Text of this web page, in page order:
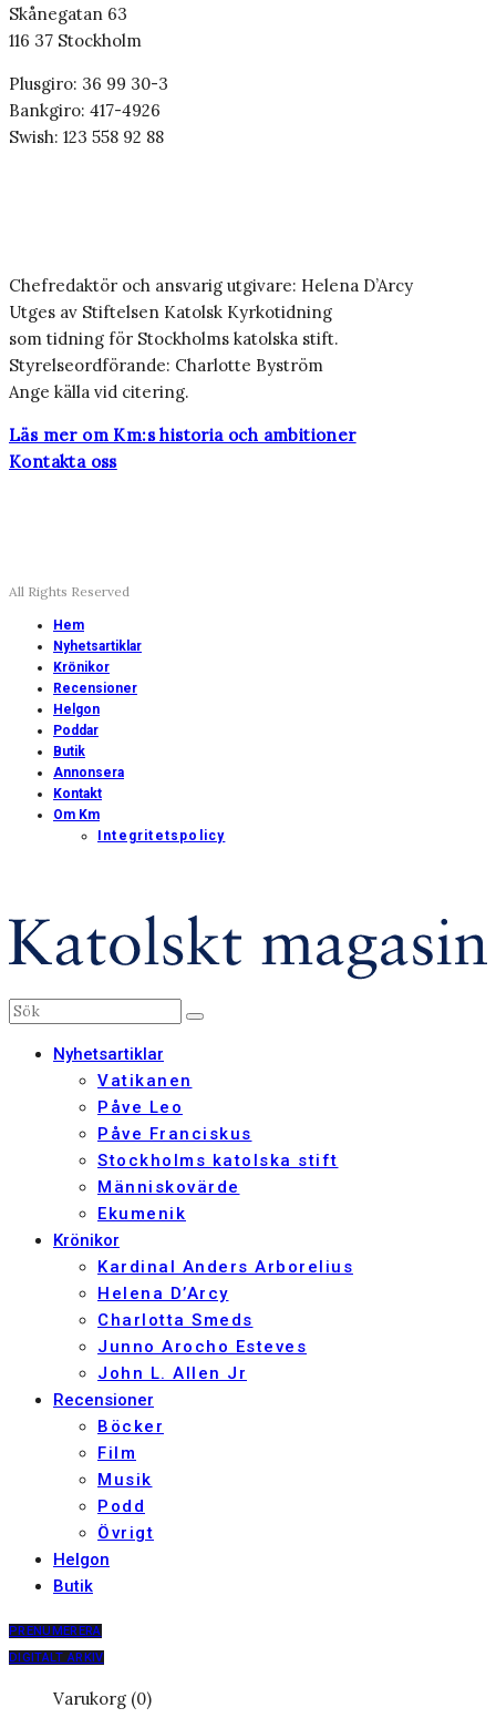
Skånegatan 63
116 37 Stockholm
Plusgiro: 36 99 30-3
Bankgiro: 417-4926
Swish: 123 558 92 88
Chefredaktör och ansvarig utgivare: Helena D’Arcy
Utges av Stiftelsen Katolsk Kyrkotidning
som tidning för Stockholms katolska stift.
Styrelseordförande: Charlotte Byström
Ange källa vid citering.
Läs mer om Km:s historia och ambitioner
Kontakta oss
All Rights Reserved
Hem
Nyhetsartiklar
Krönikor
Recensioner
Helgon
Poddar
Butik
Annonsera
Kontakt
Om Km
Integritetspolicy
Nyhetsartiklar
Vatikanen
Påve Leo
Påve Franciskus
Stockholms katolska stift
Människovärde
Ekumenik
Krönikor
Kardinal Anders Arborelius
Helena D’Arcy
Charlotta Smeds
Junno Arocho Esteves
John L. Allen Jr
Recensioner
Böcker
Film
Musik
Podd
Övrigt
Helgon
Butik
PRENUMERERA
DIGITALT ARKIV
Varukorg (0)